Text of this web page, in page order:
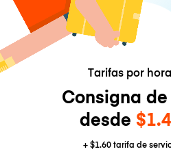
Tarifas por
Consigna
desde
+$1.60tarifa de